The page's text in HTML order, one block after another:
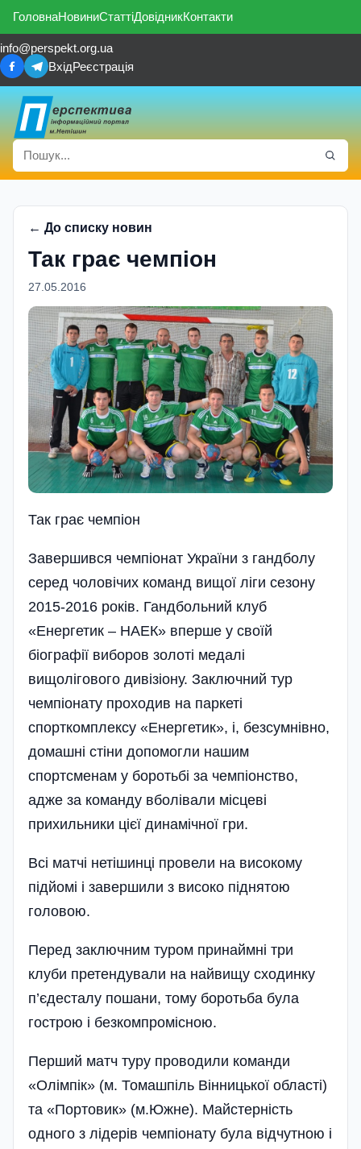
ГоловнаНовиниСтаттіДовідникКонтакти
info@perspekt.org.ua
ВхідРеєстрація
← До списку новин
Так грає чемпіон
27.05.2016
Так грає чемпіон
Завершився чемпіонат України з гандболу
серед чоловічих команд вищої ліги сезону
2015-2016 років. Гандбольний клуб
«Енергетик – НАЕК» вперше у своїй
біографії виборов золоті медалі
вищолігового диві­зіону. Заключний тур
чемпіонату проходив на паркеті
спорткомплексу «Енергетик», і, безсумнівно,
домашні стіни допомогли нашим
спортсменам у боротьбі за чемпіонство,
адже за команду вболівали місцеві
прихильники цієї динамічної гри.
Всі матчі нетішинці провели на високому
підйомі і завершили з високо піднятою
головою.
Перед заключним туром принаймні три
клуби претендували на найвищу сходинку
п’єдесталу пошани, тому боротьба була
гострою і безкомпромісною.
Перший матч туру проводили команди
«Олімпік» (м. Томашпіль Вінницької області)
та «Портовик» (м.Южне). Майстерність
одного з лідерів чемпіонату була відчутною і